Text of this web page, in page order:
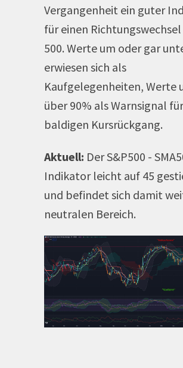
Vergangenheit ein guter
für einen Richtungswechsel
500. Werte um oder gar
erwiesen sich als
Kaufgelegenheiten, Werte
über 90% als Warnsignal
baldigen Kursrückgang.
Aktuell: Der S&P500 -
Indikator leicht auf 45
und befindet sich damit
neutralen Bereich.